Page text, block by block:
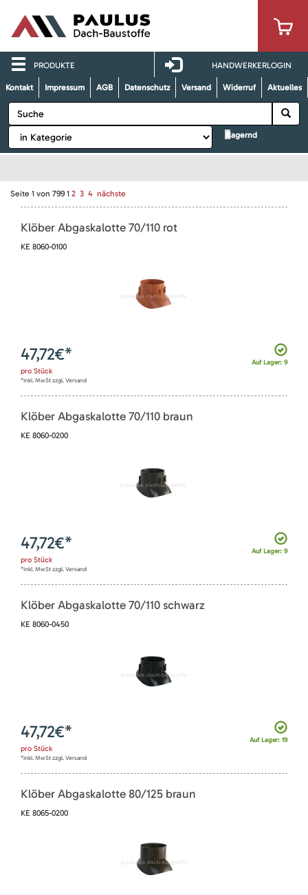
PRODUKTE HANDWERKERLOGIN
Kontakt Impressum AGB Datenschutz Versand Widerruf Aktuelles
lagernd
Seite 1 von 799 1 2 3 4 nächste
Klöber Abgaskalotte 70/110 rot
KE 8060-0100
Auf Lager: 9
47,72€*
pro Stück
*inkl. MwSt zzgl. Versand
Klöber Abgaskalotte 70/110 braun
KE 8060-0200
Auf Lager: 9
47,72€*
pro Stück
*inkl. MwSt zzgl. Versand
Klöber Abgaskalotte 70/110 schwarz
KE 8060-0450
Auf Lager: 19
47,72€*
pro Stück
*inkl. MwSt zzgl. Versand
Klöber Abgaskalotte 80/125 braun
KE 8065-0200